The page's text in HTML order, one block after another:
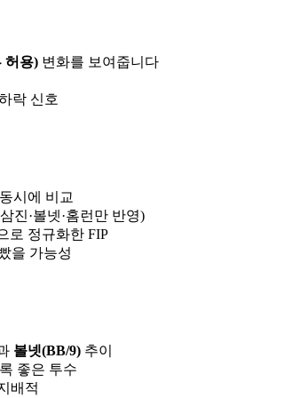
허용) 변화를 보여줍니다
락 신호
시에 비교
진·볼넷·홈런만 반영)
로 정규화한 FIP
을 가능성
볼넷(BB/9) 추이
좋은 투수
배적